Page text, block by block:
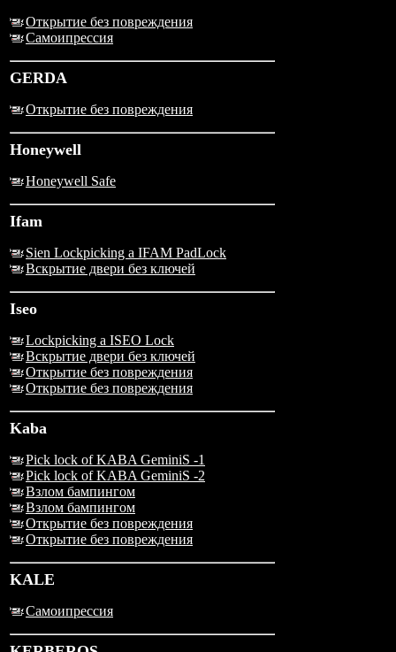
Открытие без повреждения
Самоипрессия
GERDA
Открытие без повреждения
Honeywell
Honeywell Safe
Ifam
Sien Lockpicking a IFAM PadLock
Вскрытие двери без ключей
Iseo
Lockpicking a ISEO Lock
Вскрытие двери без ключей
Открытие без повреждения
Открытие без повреждения
Kaba
Pick lock of KABA GeminiS -1
Pick lock of KABA GeminiS -2
Взлом бампингом
Взлом бампингом
Открытие без повреждения
Открытие без повреждения
KALE
Самоипрессия